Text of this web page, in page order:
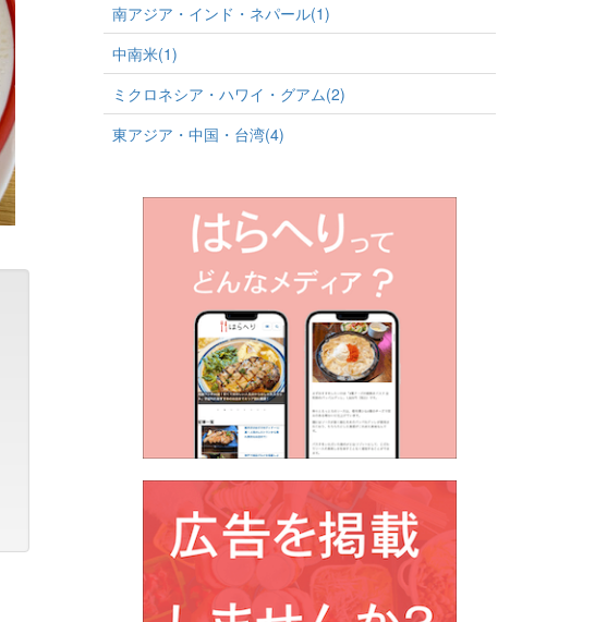
南アジア・インド・ネパール(1)
中南米(1)
ミクロネシア・ハワイ・グアム(2)
東アジア・中国・台湾(4)